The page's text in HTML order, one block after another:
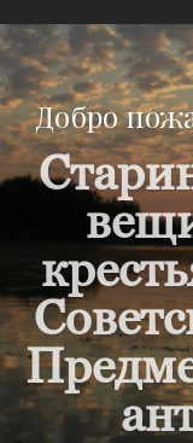
Добро